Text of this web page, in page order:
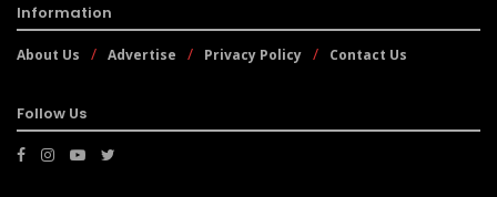
Information
About Us Advertise Privacy Policy Contact Us
Follow Us